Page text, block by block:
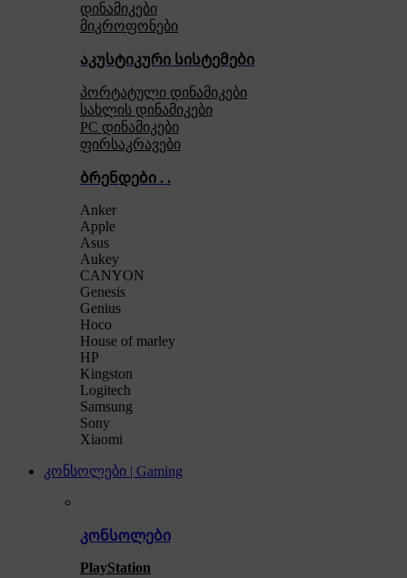
დინამიკები
მიკროფონები
აკუსტიკური სისტემები
პორტატული დინამიკები
სახლის დინამიკები
PC დინამიკები
ფირსაკრავები
ბრენდები . .
Anker
Apple
Asus
Aukey
CANYON
Genesis
Genius
Hoco
House of marley
HP
Kingston
Logitech
Samsung
Sony
Xiaomi
კონსოლები | Gaming
კონსოლები
PlayStation